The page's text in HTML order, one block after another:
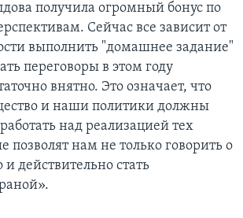
получила огромный бонус по
Сейчас все зависит от
выполнить "домашнее задание"
переговоры в этом году
внятно. Это означает, что
и наши политики должны
над реализацией тех
позволят нам не только говорить о
действительно стать